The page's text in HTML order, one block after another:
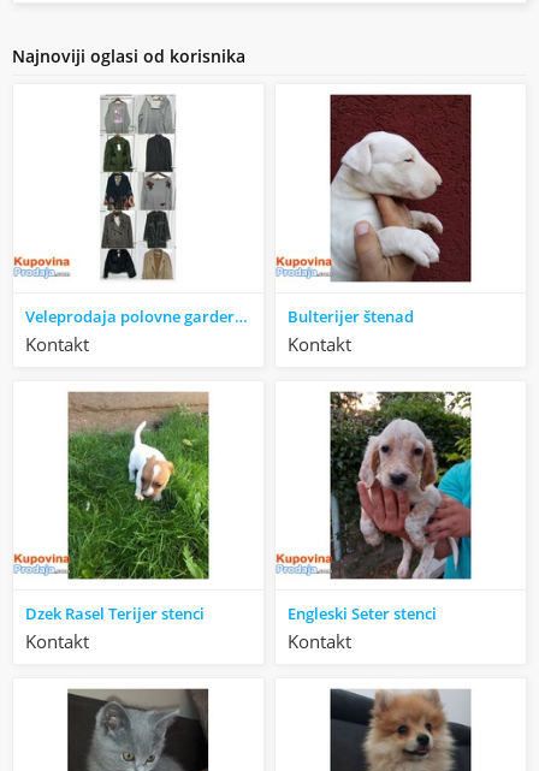
Najnoviji oglasi od korisnika
Veleprodaja polovne garderobe
Kontakt
Bulterijer štenad
Kontakt
Dzek Rasel Terijer stenci
Kontakt
Engleski Seter stenci
Kontakt